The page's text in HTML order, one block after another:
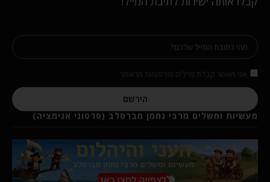
הירשם
מעשיות ומשלים מרבי נחמן מברסלב (סרטוני אנימציה)